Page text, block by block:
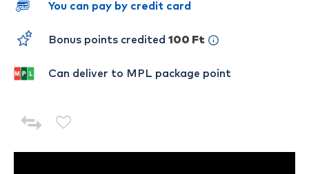
You can pay by credit card
Bonus points credited 100 Ft
Can deliver to MPL package point